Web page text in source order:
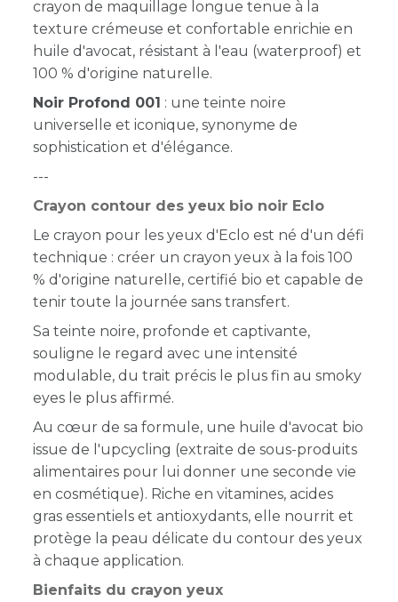
crayon de maquillage longue tenue à la
texture crémeuse et confortable enrichie en
huile d'avocat, résistant à l'eau (waterproof) et
100 % d'origine naturelle.
Noir Profond 001 : une teinte noire
universelle et iconique, synonyme de
sophistication et d'élégance.
---
Crayon contour des yeux bio noir Eclo
Le crayon pour les yeux d'Eclo est né d'un défi
technique : créer un crayon yeux à la fois 100
% d'origine naturelle, certifié bio et capable de
tenir toute la journée sans transfert.
Sa teinte noire, profonde et captivante,
souligne le regard avec une intensité
modulable, du trait précis le plus fin au smoky
eyes le plus affirmé.
Au cœur de sa formule, une huile d'avocat bio
issue de l'upcycling (extraite de sous-produits
alimentaires pour lui donner une seconde vie
en cosmétique). Riche en vitamines, acides
gras essentiels et antioxydants, elle nourrit et
protège la peau délicate du contour des yeux
à chaque application.
Bienfaits du crayon yeux